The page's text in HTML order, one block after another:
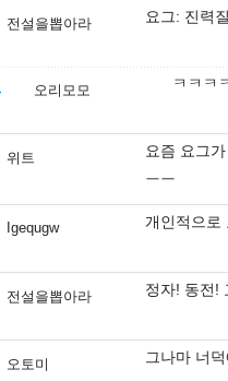
전설을뽑아라 요그: 진력
오리모모 ㅋㅋㅋ
위트
요즘 요그
ㅡㅡ
Igequgw 개인적으로
전설을뽑아라 정자! 동전!
오토미 그나마 너